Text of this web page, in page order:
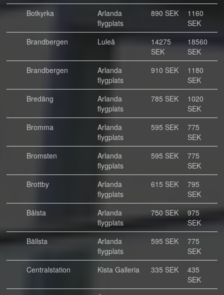
Botkyrka
Arlanda
flygplats
890 SEK
1160
SEK
Brandbergen
Luleå
14275
SEK
18560
SEK
Brandbergen
Arlanda
flygplats
910 SEK
1180
SEK
Bredäng
Arlanda
flygplats
785 SEK
1020
SEK
Bromma
Arlanda
flygplats
595 SEK
775
SEK
Bromsten
Arlanda
flygplats
595 SEK
775
SEK
Brottby
Arlanda
flygplats
615 SEK
795
SEK
Bålsta
Arlanda
flygplats
750 SEK
975
SEK
Bällsta
Arlanda
flygplats
595 SEK
775
SEK
Centralstation
Kista Galleria 335 SEK
435
SEK